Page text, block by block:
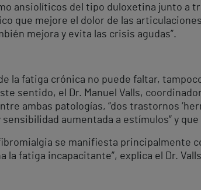
ansiolíticos del tipo duloxetina junto a
que mejore el dolor de las
mejora y evita las crisis agudas”.
la fatiga crónica no puede faltar,
sentido, el Dr. Manuel Valls,
ambas patologías, “dos trastornos
aumentada a estímulos” y
se manifiesta principalmente
la fatiga incapacitante”, explica el Dr.